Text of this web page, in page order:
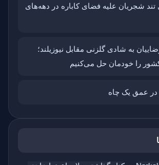
شجریان علیه فضای کاباره در دهه‌های
به شادی گلزنی مقابل نیوزیلند؛
را خودمان حل می‌کنیم
در عمق یک چاه